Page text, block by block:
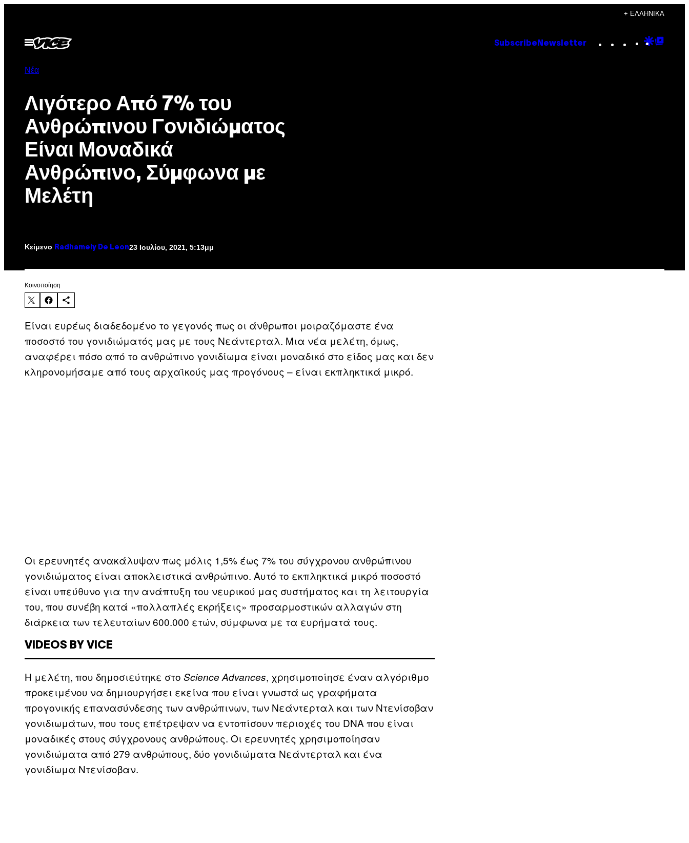
περιεχόμενο
+ ΕΛΛΗΝΙΚΆ
Ανοίξτε
το
Subscribe Newsletter Instagram
TikTok
YouTube
Google
Νέα
Λιγότερο Από 7% του
Ανθρώπινου Γονιδιώματος
Είναι Μοναδικά
Ανθρώπινο, Σύμφωνα με
Μελέτη
Κείμενο Radhamely De Leon23 Ιουλίου, 2021, 5:13μμ
Kοινοποίηση
Είναι ευρέως διαδεδομένο το γεγονός πως οι άνθρωποι μοιραζόμαστε ένα
ποσοστό του γονιδιώματός μας με τους Νεάντερταλ. Μια νέα μελέτη, όμως,
αναφέρει πόσο από το ανθρώπινο γονιδίωμα είναι μοναδικό στο είδος μας και δεν
κληρονομήσαμε από τους αρχαϊκούς μας προγόνους – είναι εκπληκτικά μικρό.
Οι ερευνητές ανακάλυψαν πως μόλις 1,5% έως 7% του σύγχρονου ανθρώπινου
γονιδιώματος είναι αποκλειστικά ανθρώπινο. Αυτό το εκπληκτικά μικρό ποσοστό
είναι υπεύθυνο για την ανάπτυξη του νευρικού μας συστήματος και τη λειτουργία
του, που συνέβη κατά «πολλαπλές εκρήξεις» προσαρμοστικών αλλαγών στη
διάρκεια των τελευταίων 600.000 ετών, σύμφωνα με τα ευρήματά τους.
VIDEOS BY VICE
Η μελέτη, που δημοσιεύτηκε στο Science Advances, χρησιμοποίησε έναν αλγόριθμο
προκειμένου να δημιουργήσει εκείνα που είναι γνωστά ως γραφήματα
προγονικής επανασύνδεσης των ανθρώπινων, των Νεάντερταλ και των Ντενίσοβαν
γονιδιωμάτων, που τους επέτρεψαν να εντοπίσουν περιοχές του DNA που είναι
μοναδικές στους σύγχρονους ανθρώπους. Οι ερευνητές χρησιμοποίησαν
γονιδιώματα από 279 ανθρώπους, δύο γονιδιώματα Νεάντερταλ και ένα
γονιδίωμα Ντενίσοβαν.